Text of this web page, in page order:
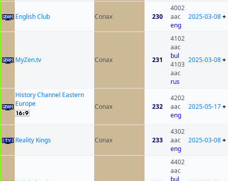
English Club Conax 230
4002
aac
eng
2025-03-08+
MyZen.tv Conax 231
4102
aac
bul
4103
aac
rus
2025-03-08+
History Channel Eastern
Europe
Conax 232
4202
aac
eng
2025-05-17+
Reality Kings Conax 233
4302
aac
eng
2025-03-08+
4402
aac